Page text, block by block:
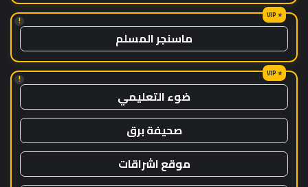
!
ماسنجر المسلم
!
ضوء التعليمي
صحيفة برق
موقع اشراقات